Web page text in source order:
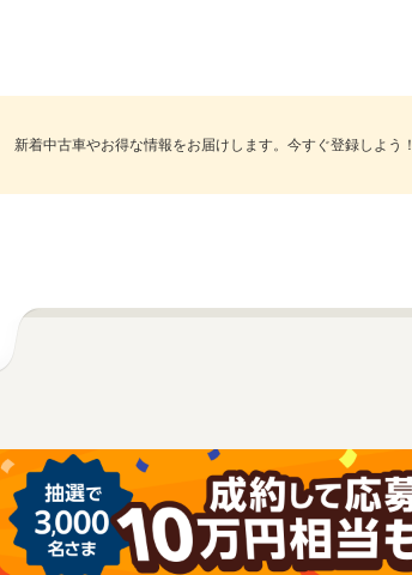
新着中古車やお得な情報をお届けします。今すぐ登録しよう！